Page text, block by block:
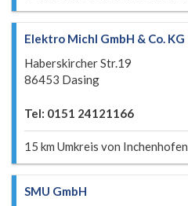
Elektro Michl GmbH & Co. KG
Haberskircher Str.19
86453 Dasing
Tel: 0151 24121166
15 km Umkreis von Inchenhofen
SMU GmbH